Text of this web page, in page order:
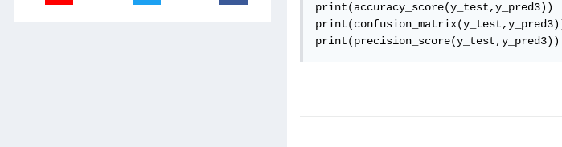
print(accuracy_score(y_test,y_pred3))
print(precision_score(y_test,y_pred3))